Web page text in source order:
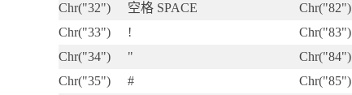
Chr("32")
空格 SPACE Chr("82")
Chr("33")
! Chr("83")
Chr("34")
" Chr("84")
Chr("35")
# Chr("85")